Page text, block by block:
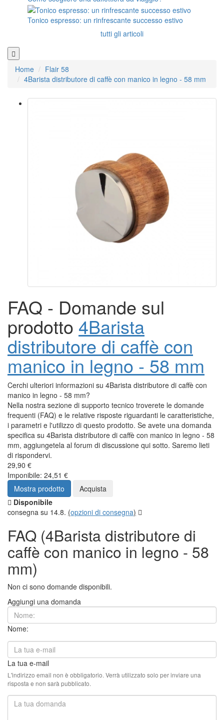
Tonico espresso: un rinfrescante successo estivo
tutti gli articoli
Home
Flair 58
4Barista distributore di caffè con manico in legno - 58 mm
FAQ - Domande sul
prodotto 4Barista
distributore di caffè con
manico in legno - 58 mm
Cerchi ulteriori informazioni su 4Barista distributore di caffè con
manico in legno - 58 mm?
Nella nostra sezione di supporto tecnico troverete le domande
frequenti (FAQ) e le relative risposte riguardanti le caratteristiche,
i parametri e l'utilizzo di questo prodotto. Se avete una domanda
specifica su 4Barista distributore di caffè con manico in legno - 58
mm, aggiungetela al forum di discussione qui sotto. Saremo lieti
di rispondervi.
29,90 €
Imponibile: 24,51 €
Mostra prodotto
Acquista
Disponibile
consegna su 14.8. (opzioni di consegna)
FAQ (4Barista distributore di
caffè con manico in legno - 58
mm)
Non ci sono domande disponibili.
Aggiungi una domanda
Nome:
La tua e-mail
L'indirizzo email non è obbligatorio. Verrà utilizzato solo per inviare una
risposta e non sarà pubblicato.